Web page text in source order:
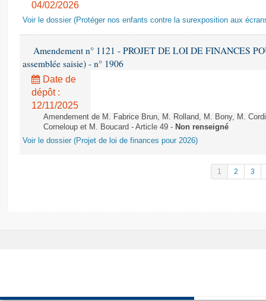
04/02/2026
Voir le dossier (Protéger nos enfants contre la surexposition aux
Amendement n° 1121 - PROJET DE LOI DE FINANCES
assemblée saisie) - n° 1906
Date de
dépôt :
12/11/2025
Amendement de M. Fabrice Brun, M. Rolland, M. Bony, M.
Corneloup et M. Boucard - Article 49 - Non renseigné
Voir le dossier (Projet de loi de finances pour 2026)
1 2 3